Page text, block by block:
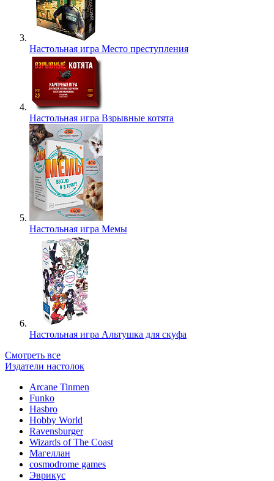
Настольная игра Место преступления
Настольная игра Взрывные котята
Настольная игра Мемы
Настольная игра Альтушка для скуфа
Смотреть все
Издатели настолок
Arcane Tinmen
Funko
Hasbro
Hobby World
Ravensburger
Wizards of The Coast
Магеллан
сosmodrome games
Эврикус